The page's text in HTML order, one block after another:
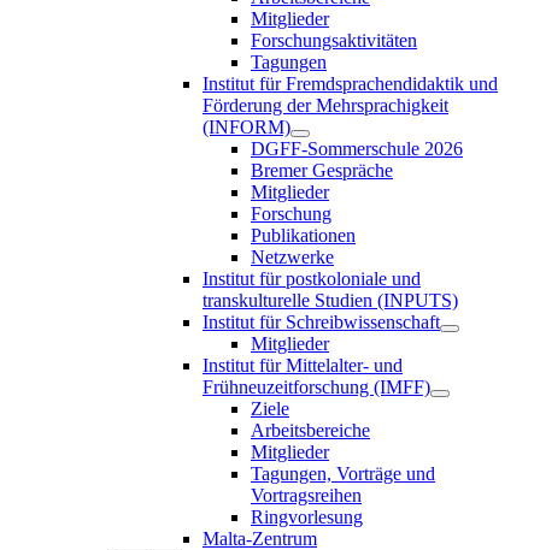
Mitglieder
Forschungsaktivitäten
Tagungen
Institut für Fremdsprachendidaktik und
Förderung der Mehrsprachigkeit
(INFORM)
DGFF-Sommerschule 2026
Bremer Gespräche
Mitglieder
Forschung
Publikationen
Netzwerke
Institut für postkoloniale und
transkulturelle Studien (INPUTS)
Institut für Schreibwissenschaft
Mitglieder
Institut für Mittelalter- und
Frühneuzeitforschung (IMFF)
Ziele
Arbeitsbereiche
Mitglieder
Tagungen, Vorträge und
Vortragsreihen
Ringvorlesung
Malta-Zentrum